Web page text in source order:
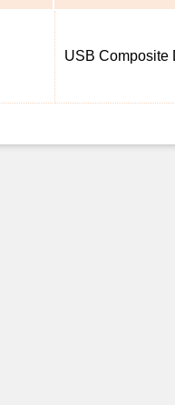
USB Composite